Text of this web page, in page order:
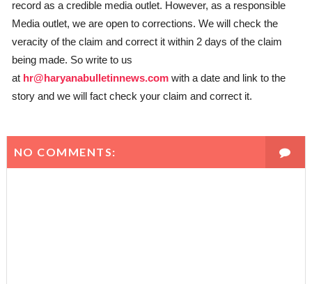
record as a credible media outlet. However, as a responsible
Media outlet, we are open to corrections. We will check the
veracity of the claim and correct it within 2 days of the claim
being made. So write to us
at hr@haryanabulletinnews.comwith a date and link to the
story and we will fact check your claim and correct it.
NO COMMENTS: